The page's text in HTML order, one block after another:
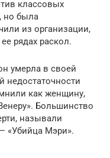
классовых
но была
из организации,
рядах раскол.
умерла в своей
недостаточности
как женщину,
Большинство
называли
«Убийца Мэри».